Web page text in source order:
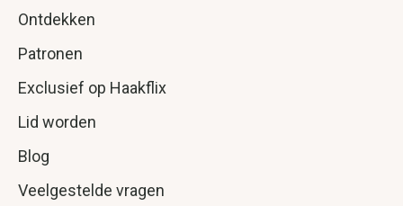
Ontdekken
Patronen
Exclusief op Haakflix
Lid worden
Blog
Veelgestelde vragen